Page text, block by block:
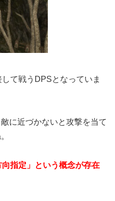
て戦うDPSとなっていま
に近づかないと攻撃を当て
指定」という概念が存在